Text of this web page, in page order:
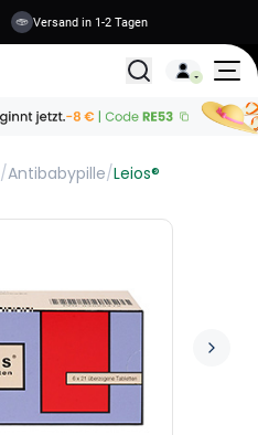
Versand in 1-2 Tagen
Alle
/Antibabypille/Leios®